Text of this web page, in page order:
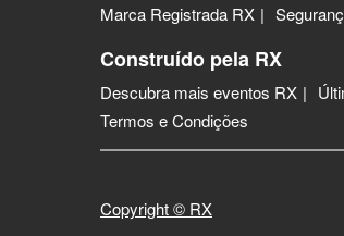
Marca Registrada RX
Construído pela RX
Descubra mais eventos RX
Termos e Condições
Copyright © RX